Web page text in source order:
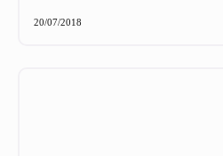
20/07/2018